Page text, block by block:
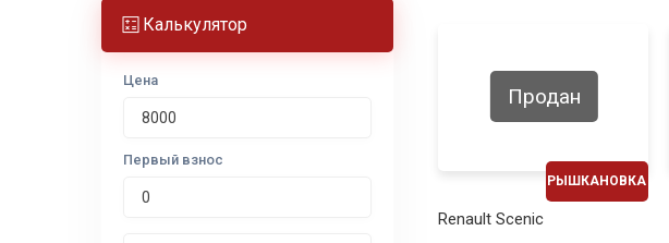
Калькулятор
Цена
Первый взнос
РЫШКАНОВКА
Продан
Renault Scenic